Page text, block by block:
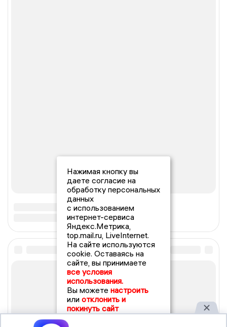
Нажимая кнопку вы
даете согласие на
обработку персональных
данных
с использованием
интернет-сервиса
Яндекс.Метрика,
top.mail.ru, LiveInternet.
На сайте используются
cookie. Оставаясь на
сайте, вы принимаете
все условия
использования.
Вы можете настроить
или отклонить и
покинуть сайт